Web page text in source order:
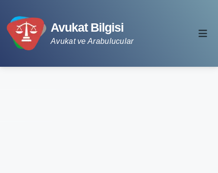
Avukat Bilgisi
Avukat ve Arabulucular